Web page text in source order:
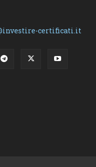
certificati.it